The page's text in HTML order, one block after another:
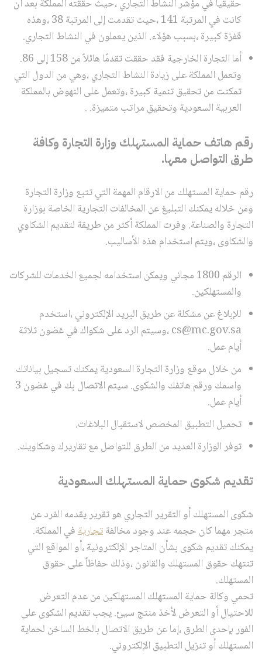
حقيقياً في مؤشر النشاط التجاري ،حيث حققته المملكة بعد أن
كانت في المرتبة 141 ،حيث تقدمت إلى المرتبة 38 ،وهذه
قفزة كبيرة ،بسبب هؤلاء. الذين يعملون في النشاط التجاري.
أما التجارة الخارجية فقد حققت تقدمًا هائلاً من 158 إلى 86.
وتعمل المملكة على زيادة النشاط التجاري ،وهي من الدول التي
تمكنت من تحقيق تنمية كبيرة ،وتعمل على النهوض بالمملكة
العربية السعودية وتحقيق مراتب متميزة. .
رقم هاتف حماية المستهلك وزارة التجارة وكافة
طرق التواصل معها.
رقم حماية المستهلك من الارقام المهمة التي تتبع وزارة التجارة
ومن خلاله يمكنك التبليغ عن المخالفات التجارية الخاصة بوزارة
التجارة والصناعة. وفرت المملكة أكثر من طريقة لتقديم الشكاوي
والشكاوى ،ويتم استخدام هذه الأساليب.
الرقم 1800 مجاني ويمكن استخدامه لجميع الخدمات للشركات
والمستهلكين.
للإبلاغ عن مشكلة عن طريق البريد الإلكتروني ،استخدم
cs@mc.gov.sa ،وسيتم الرد على شكواك في غضون ثلاثة
أيام عمل.
من خلال موقع وزارة التجارة السعودية يمكنك تسجيل بياناتك
واسمك ورقم هاتفك والشكوى. سيتم الاتصال بك في غضون 3
أيام عمل.
تحميل التطبيق المخصص لاستقبال البلاغات.
توفر الوزارة العديد من الطرق للتواصل مع تقاريرك وشكاويك.
تقديم شكوى حماية المستهلك السعودية
شكوى المستهلك أو التقرير التجاري هو تقرير يقدمه الفرد عن
متجر مهما كان حجمه عند وجود مخالفةتجاريةفي المملكة.
يمكنك تقديم شكوى بشأن المتاجر الإلكترونية ،أو المواقع التي
تنتهك حقوق المستهلك والقانون ،وذلك حفاظاً على حقوق
المستهلك.
تحمي وكالة حماية المستهلك المستهلكين من عدم التعرض
للاحتيال أو التعرض لأخذ منتج سيئ. يجب تقديم الشكوى على
الفور بإحدى الطرق ،إما عن طريق الاتصال بالخط الساخن لحماية
المستهلك أو تنزيل التطبيق الإلكتروني.